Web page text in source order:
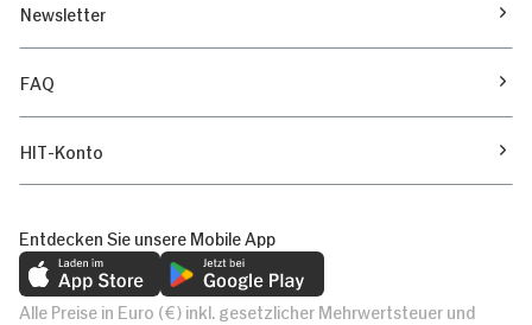
Newsletter
FAQ
HIT-Konto
Entdecken Sie unsere Mobile App
Alle Preise in Euro (€) inkl. gesetzlicher Mehrwertsteuer und